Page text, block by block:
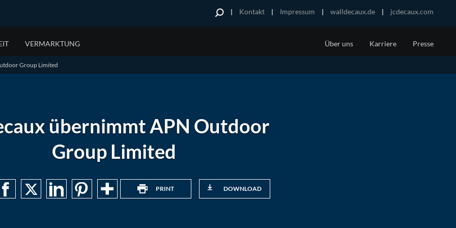
Kontakt Impressum walldecaux.de jcdecaux.com
URBANE KOMMUNIKATION GEPFLEGTES STADTBILD
VERMARKTUNG Über uns Karriere Presse
Group Limited
übernimmt APN Outdoor
Group Limited
PRINT DOWNLOAD